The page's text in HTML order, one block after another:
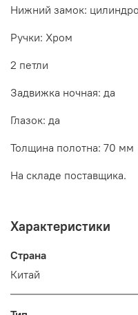
Нижний замок:
Ручки: Хром
2 петли
Задвижка ночная: да
Глазок: да
Толщина полотна: 70 мм
На складе поставщика.
Характеристики
Страна
Китай